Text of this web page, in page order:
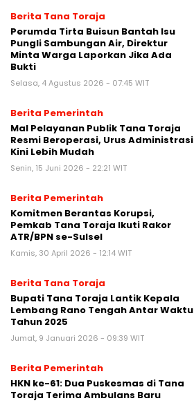
Berita Tana Toraja
Perumda Tirta Buisun Bantah Isu
Pungli Sambungan Air, Direktur
Minta Warga Laporkan Jika Ada
Bukti
Selasa, 4 Agustus 2026 - 07:45 WIT
Berita Pemerintah
Mal Pelayanan Publik Tana Toraja
Resmi Beroperasi, Urus Administrasi
Kini Lebih Mudah
Senin, 15 Juni 2026 - 22:21 WIT
Berita Pemerintah
Komitmen Berantas Korupsi,
Pemkab Tana Toraja Ikuti Rakor
ATR/BPN se-Sulsel
Kamis, 30 April 2026 - 12:14 WIT
Berita Tana Toraja
Bupati Tana Toraja Lantik Kepala
Lembang Rano Tengah Antar Waktu
Tahun 2025
Jumat, 9 Januari 2026 - 09:39 WIT
Berita Pemerintah
HKN ke-61: Dua Puskesmas di Tana
Toraja Terima Ambulans Baru